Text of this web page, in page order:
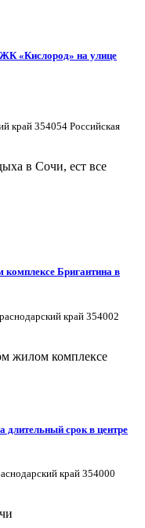
«Кислород» на улице
край 354054 Российская
в Сочи, ест все
комплексе Бригантина в
край 354002
жилом комплексе
срок в центре
край 354000